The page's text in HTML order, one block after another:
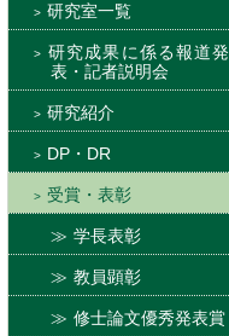
研究室一覧
研究成果に係る報道発
表・記者説明会
研究紹介
DP・DR
受賞・表彰
学長表彰
教員顕彰
修士論文優秀発表賞